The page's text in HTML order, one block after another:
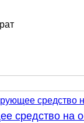
средство на